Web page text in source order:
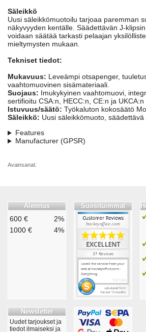
Säleikkö
Uusi säleikkömuotoilu tarjoaa paremman
näkyvyyden kentälle. Säädettävän J-
voidaan säätää tarkasti pelaajan
mieltymysten mukaan.
Tekniset tiedot:
Mukavuus: Leveämpi otsapenger,
vaahtomuovinen sisämateriaali.
Suojaus: Imukykyinen vaahtomuovi,
sertifioitu CSA:n, HECC:n, CE:n ja
Istuvuus/säätö: Työkaluton kokosäätö
Säleikkö: Uusi säleikkömuoto, säädettävä
Features
Manufacturer (GPSR)
Avainsanat:
Alennus
600 €
2%
1000 €
4%
Suosituimmat
Newsletter
Uudet tarjoukset ja
tiedot ilmaiseksi ja